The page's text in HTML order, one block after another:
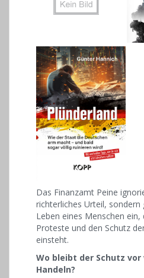
Das Finanzamt Peine
richterliches Urteil, sondern
Leben eines Menschen
Proteste und den Schutz
einsteht.
Wo bleibt der Schutz
Handeln?